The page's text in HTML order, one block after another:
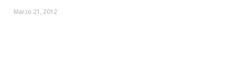
Marzo 21, 2012